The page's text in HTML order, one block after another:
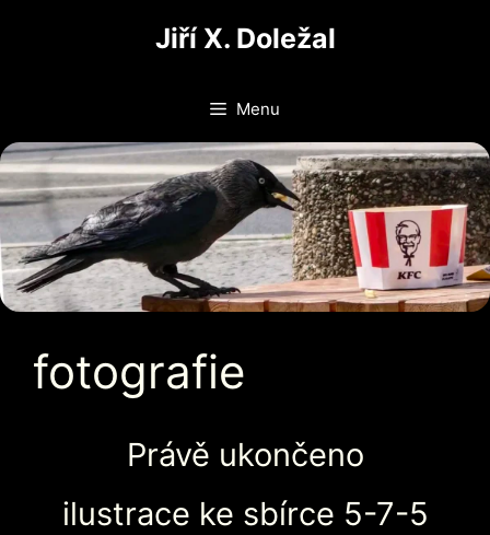
Jiří X. Doležal
Menu
fotografie
Právě ukončeno
ilustrace ke sbírce 5-7-5